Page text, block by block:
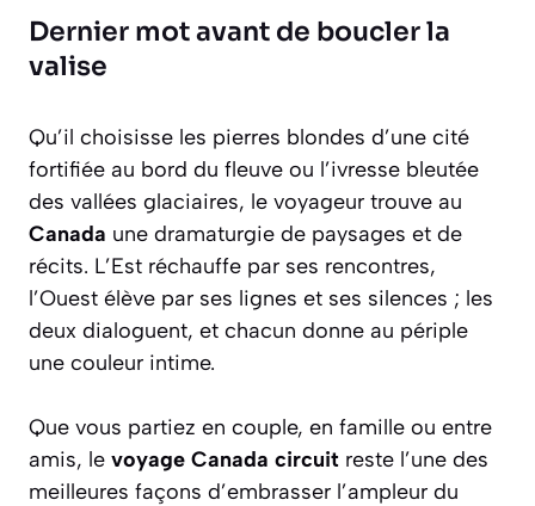
Dernier mot avant de boucler la
valise
Qu’il choisisse les pierres blondes d’une cité
fortifiée au bord du fleuve ou l’ivresse bleutée
des vallées glaciaires, le voyageur trouve au
Canada une dramaturgie de paysages et de
récits. L’Est réchauffe par ses rencontres,
l’Ouest élève par ses lignes et ses silences ; les
deux dialoguent, et chacun donne au périple
une couleur intime.
Que vous partiez en couple, en famille ou entre
amis, le voyage Canada circuit reste l’une des
meilleures façons d’embrasser l’ampleur du